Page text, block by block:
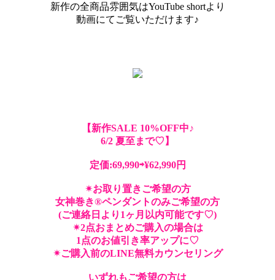
新作の全商品雰囲気はYouTube shortより
動画にてご覧いただけます♪
【新作SALE 10%OFF中♪
6/2 夏至まで♡】
定価:69,990⇨¥62,990円
✴︎お取り置きご希望の方
女神巻き®︎ペンダントのみご希望の方
(ご連絡日より1ヶ月以内可能です♡)
✴︎2点おまとめご購入の場合は
1点のお値引き率アップに♡
✴︎ご購入前のLINE無料カウンセリング
いずれもご希望の方は